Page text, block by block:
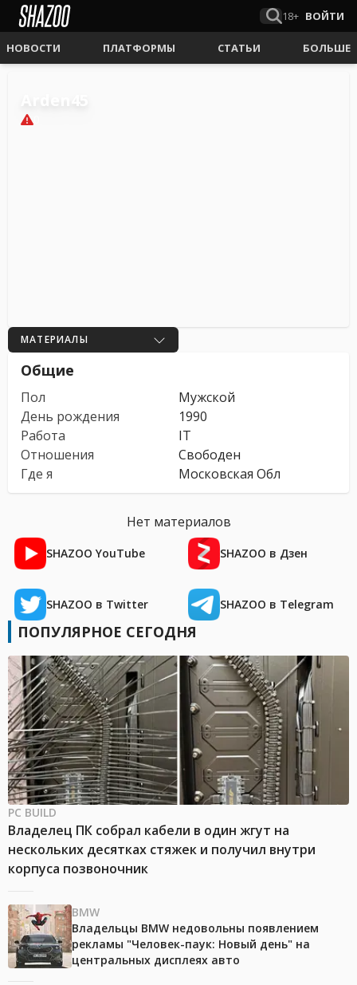
18+ ВОЙТИ
НОВОСТИ ПЛАТФОРМЫ СТАТЬИ БОЛЬШЕ
МАТЕРИАЛЫ
Общие
Пол
Мужской
День рождения
1990
Работа
IT
Отношения
Свободен
Где я
Московская Обл
Нет материалов
SHAZOO YouTube SHAZOO в Дзен
SHAZOO в Twitter SHAZOO в Telegram
ПОПУЛЯРНОЕ СЕГОДНЯ
PC BUILD
Владелец ПК собрал кабели в один жгут на
нескольких десятках стяжек и получил внутри
корпуса позвоночник
BMW
Владельцы BMW недовольны появлением
рекламы "Человек-паук: Новый день" на
центральных дисплеях авто